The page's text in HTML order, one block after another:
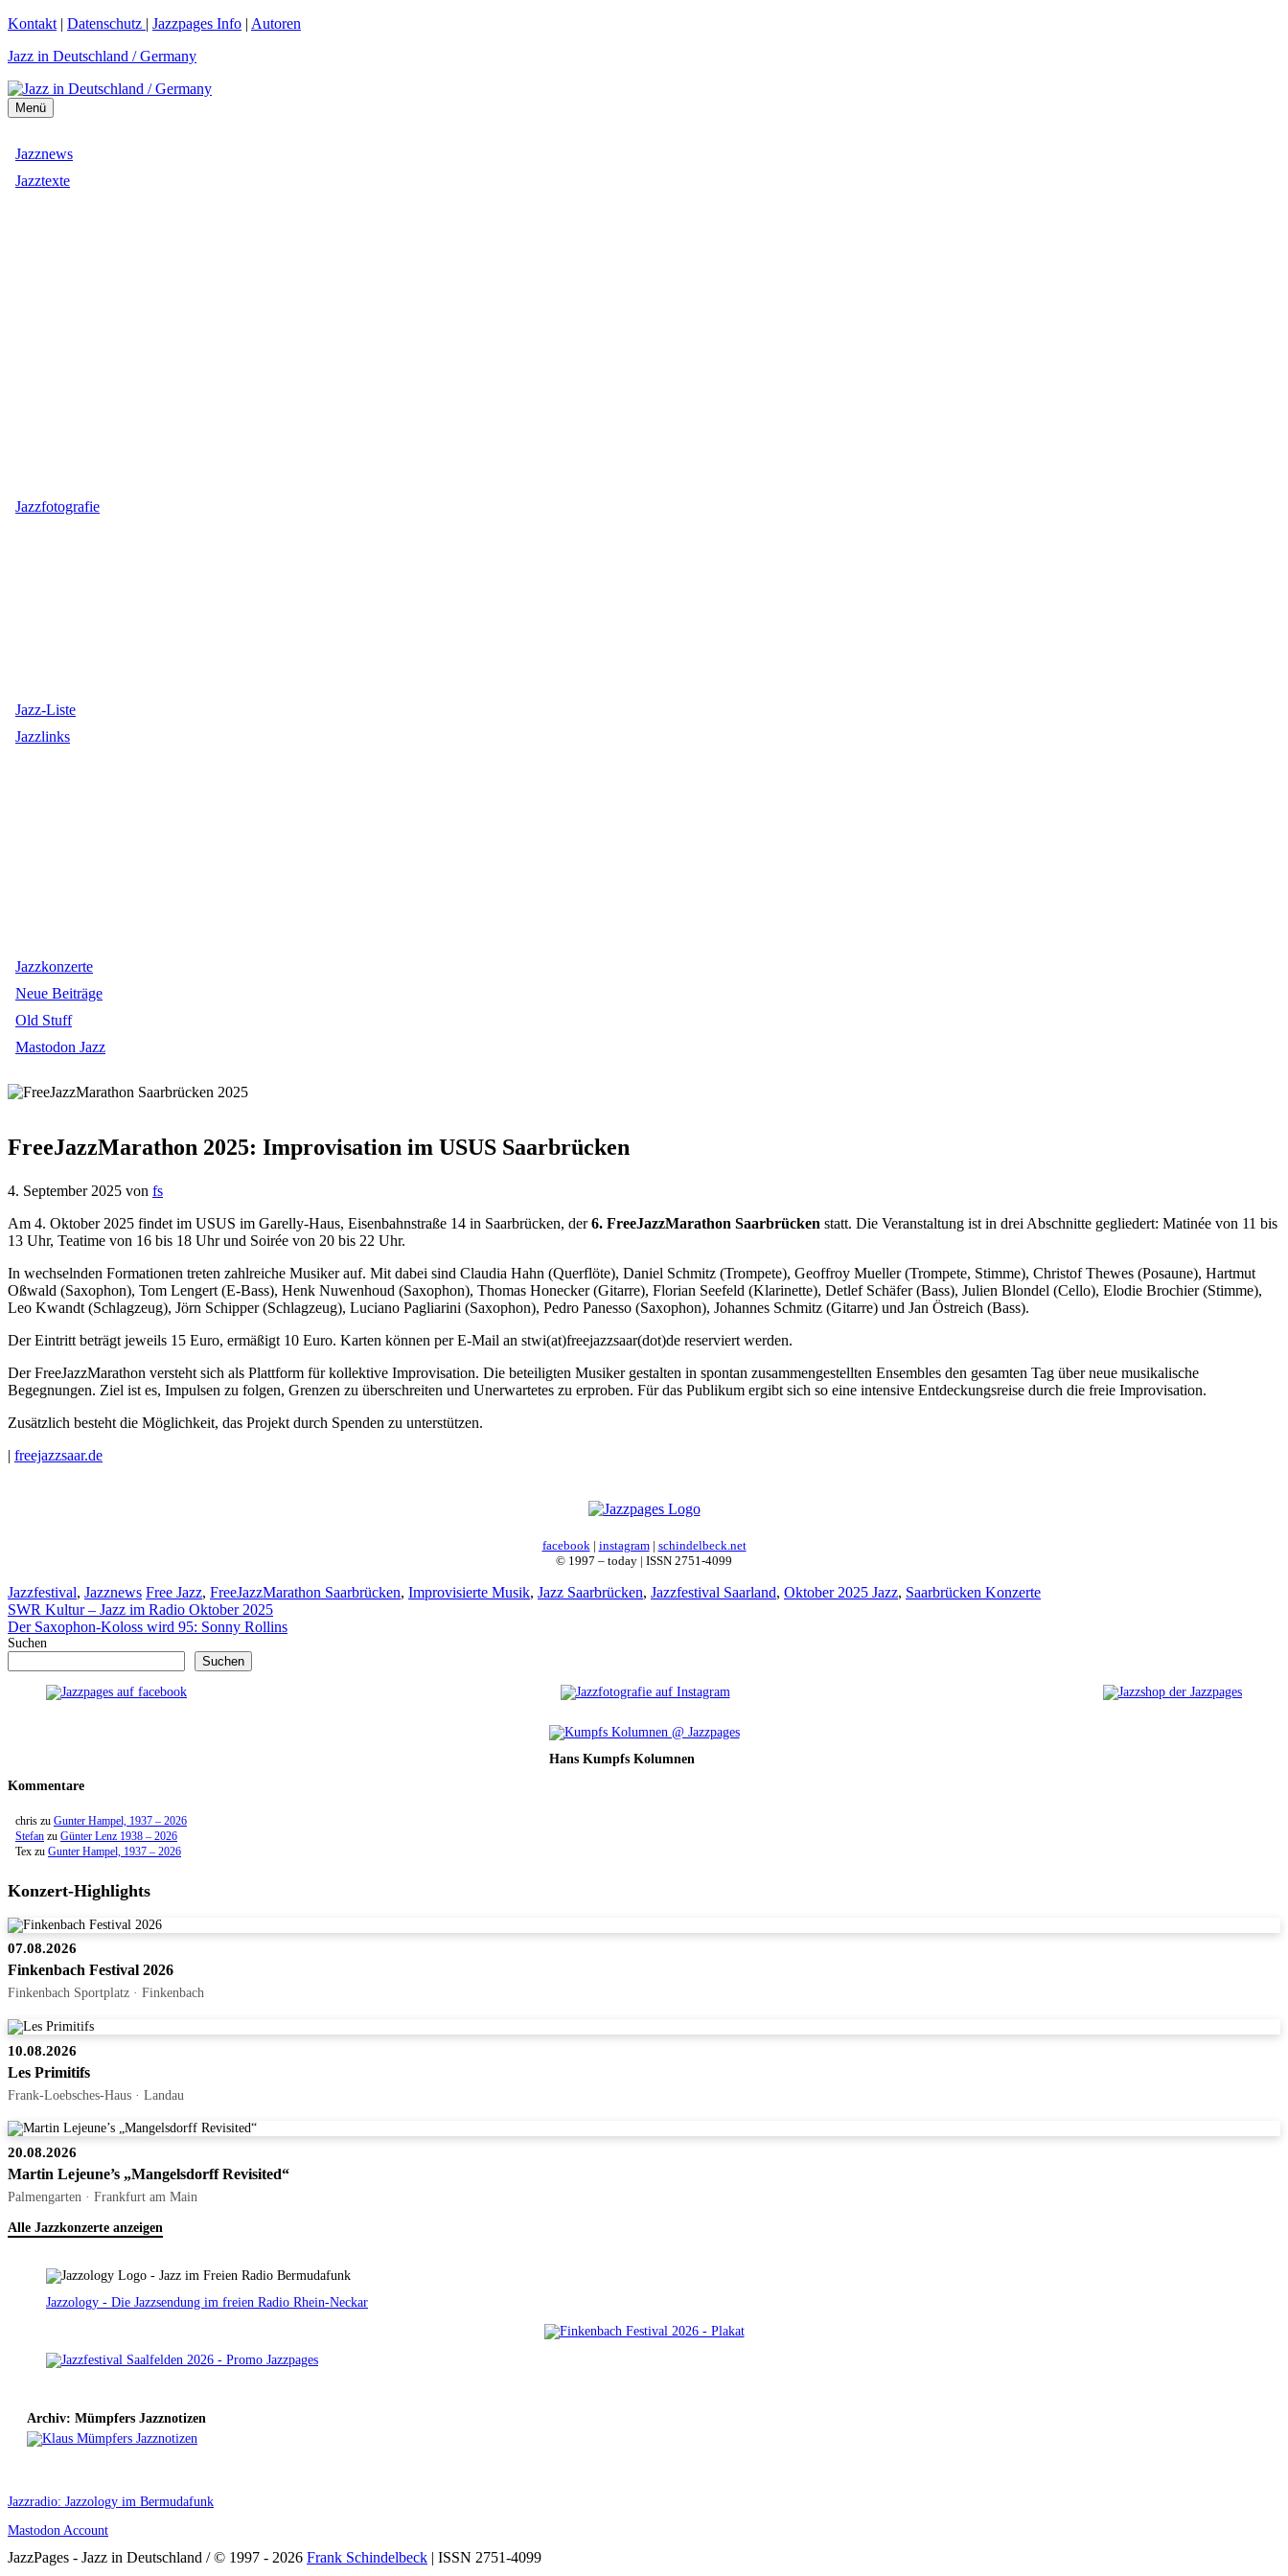
Zum
springen
Kontakt | Datenschutz | Jazzpages Info | Autoren
Jazz in Deutschland / Germany
Menü
Jazznews
Jazztexte
Jazzfotografie
Jazz-Liste
Jazzlinks
Jazzkonzerte
Neue Beiträge
Old Stuff
Mastodon Jazz
FreeJazzMarathon 2025: Improvisation im USUS Saarbrücken
4. September 2025 von fs
Am 4. Oktober 2025 findet im USUS im Garelly-Haus, Eisenbahnstraße 14 in Saarbrücken, der6. FreeJazzMarathon Saarbrücken statt. Die Veranstaltung ist in drei Abschnitte gegliedert: Matinée von 11 bis
13 Uhr, Teatime von 16 bis 18 Uhr und Soirée von 20 bis 22 Uhr.
In wechselnden Formationen treten zahlreiche Musiker auf. Mit dabei sind Claudia Hahn (Querflöte), Daniel Schmitz (Trompete), Geoffroy Mueller (Trompete, Stimme), Christof Thewes (Posaune), Hartmut
Oßwald (Saxophon), Tom Lengert (E-Bass), Henk Nuwenhoud (Saxophon), Thomas Honecker (Gitarre), Florian Seefeld (Klarinette), Detlef Schäfer (Bass), Julien Blondel (Cello), Elodie Brochier (Stimme),
Leo Kwandt (Schlagzeug), Jörn Schipper (Schlagzeug), Luciano Pagliarini (Saxophon), Pedro Panesso (Saxophon), Johannes Schmitz (Gitarre) und Jan Östreich (Bass).
Der Eintritt beträgt jeweils 15 Euro, ermäßigt 10 Euro. Karten können per E-Mail an stwi(at)freejazzsaar(dot)de reserviert werden.
Der FreeJazzMarathon versteht sich als Plattform für kollektive Improvisation. Die beteiligten Musiker gestalten in spontan zusammengestellten Ensembles den gesamten Tag über neue musikalische
Begegnungen. Ziel ist es, Impulsen zu folgen, Grenzen zu überschreiten und Unerwartetes zu erproben. Für das Publikum ergibt sich so eine intensive Entdeckungsreise durch die freie Improvisation.
Zusätzlich besteht die Möglichkeit, das Projekt durch Spenden zu unterstützen.
| freejazzsaar.de
facebook | instagram| schindelbeck.net
© 1997 – today | ISSN 2751-4099
Kategorien
Jazzfestival, Jazznews Schlagwörter
Free Jazz, FreeJazzMarathon Saarbrücken, Improvisierte Musik, Jazz Saarbrücken, Jazzfestival Saarland, Oktober 2025 Jazz, Saarbrücken Konzerte
SWR Kultur – Jazz im Radio Oktober 2025
Der Saxophon-Koloss wird 95: Sonny Rollins
Suchen
Suchen
Hans Kumpfs Kolumnen
Kommentare
chris zu Gunter Hampel, 1937 – 2026
Stefan zu Günter Lenz 1938 – 2026
Tex zu Gunter Hampel, 1937 – 2026
Konzert-Highlights
07.08.2026
Finkenbach Festival 2026
Finkenbach Sportplatz · Finkenbach
10.08.2026
Les Primitifs
Frank-Loebsches-Haus · Landau
20.08.2026
Martin Lejeune’s „Mangelsdorff Revisited“
Palmengarten · Frankfurt am Main
Alle Jazzkonzerte anzeigen
Jazzology - Die Jazzsendung im freien Radio Rhein-Neckar
Archiv: Mümpfers Jazznotizen
Jazzradio: Jazzology im Bermudafunk
Mastodon Account
JazzPages - Jazz in Deutschland / © 1997 - 2026 Frank Schindelbeck | ISSN 2751-4099